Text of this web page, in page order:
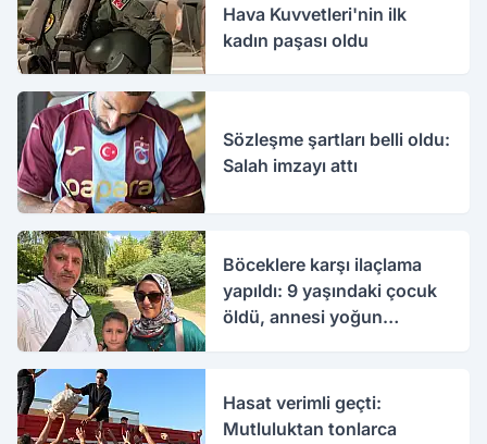
Hava Kuvvetleri'nin ilk
kadın paşası oldu
Sözleşme şartları belli oldu:
Salah imzayı attı
Böceklere karşı ilaçlama
yapıldı: 9 yaşındaki çocuk
öldü, annesi yoğun
Hasat verimli geçti:
Mutluluktan tonlarca